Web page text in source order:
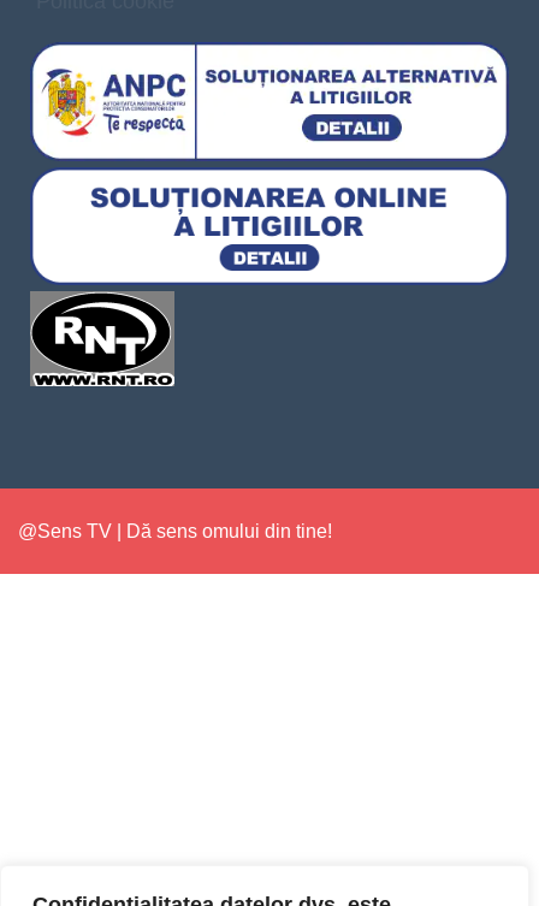
@Sens TV | Dă sens omului din tine!